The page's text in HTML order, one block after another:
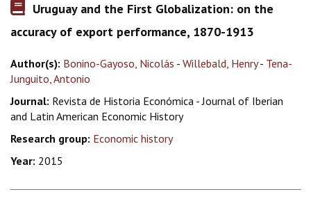
Uruguay and the First Globalization: on the
accuracy of export performance, 1870-1913
Author(s): Bonino-Gayoso, Nicolás - Willebald, Henry- Tena-
Junguito, Antonio
Journal: Revista de Historia Económica - Journal of Iberian
and Latin American Economic History
Research group: Economic history
Year: 2015